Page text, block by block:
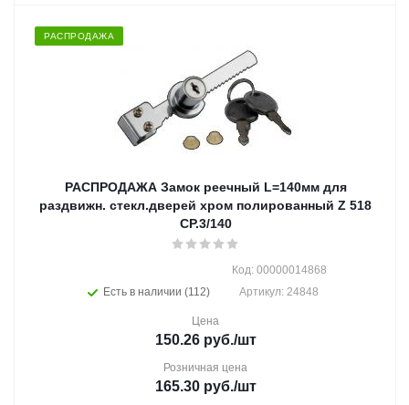
РАСПРОДАЖА
РАСПРОДАЖА Замок реечный L=140мм для
раздвижн. стекл.дверей хром полированный Z 518
CP.3/140
Есть в наличии (112)
Код: 00000014868
Артикул: 24848
Цена
150.26руб./шт
Розничная цена
165.30руб./шт